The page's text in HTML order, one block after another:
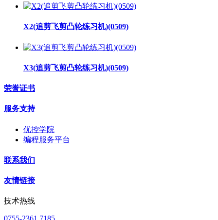
X2(追剪飞剪凸轮练习机)(0509)
X3(追剪飞剪凸轮练习机)(0509)
荣誉证书
服务支持
优控学院
编程服务平台
联系我们
友情链接
技术热线